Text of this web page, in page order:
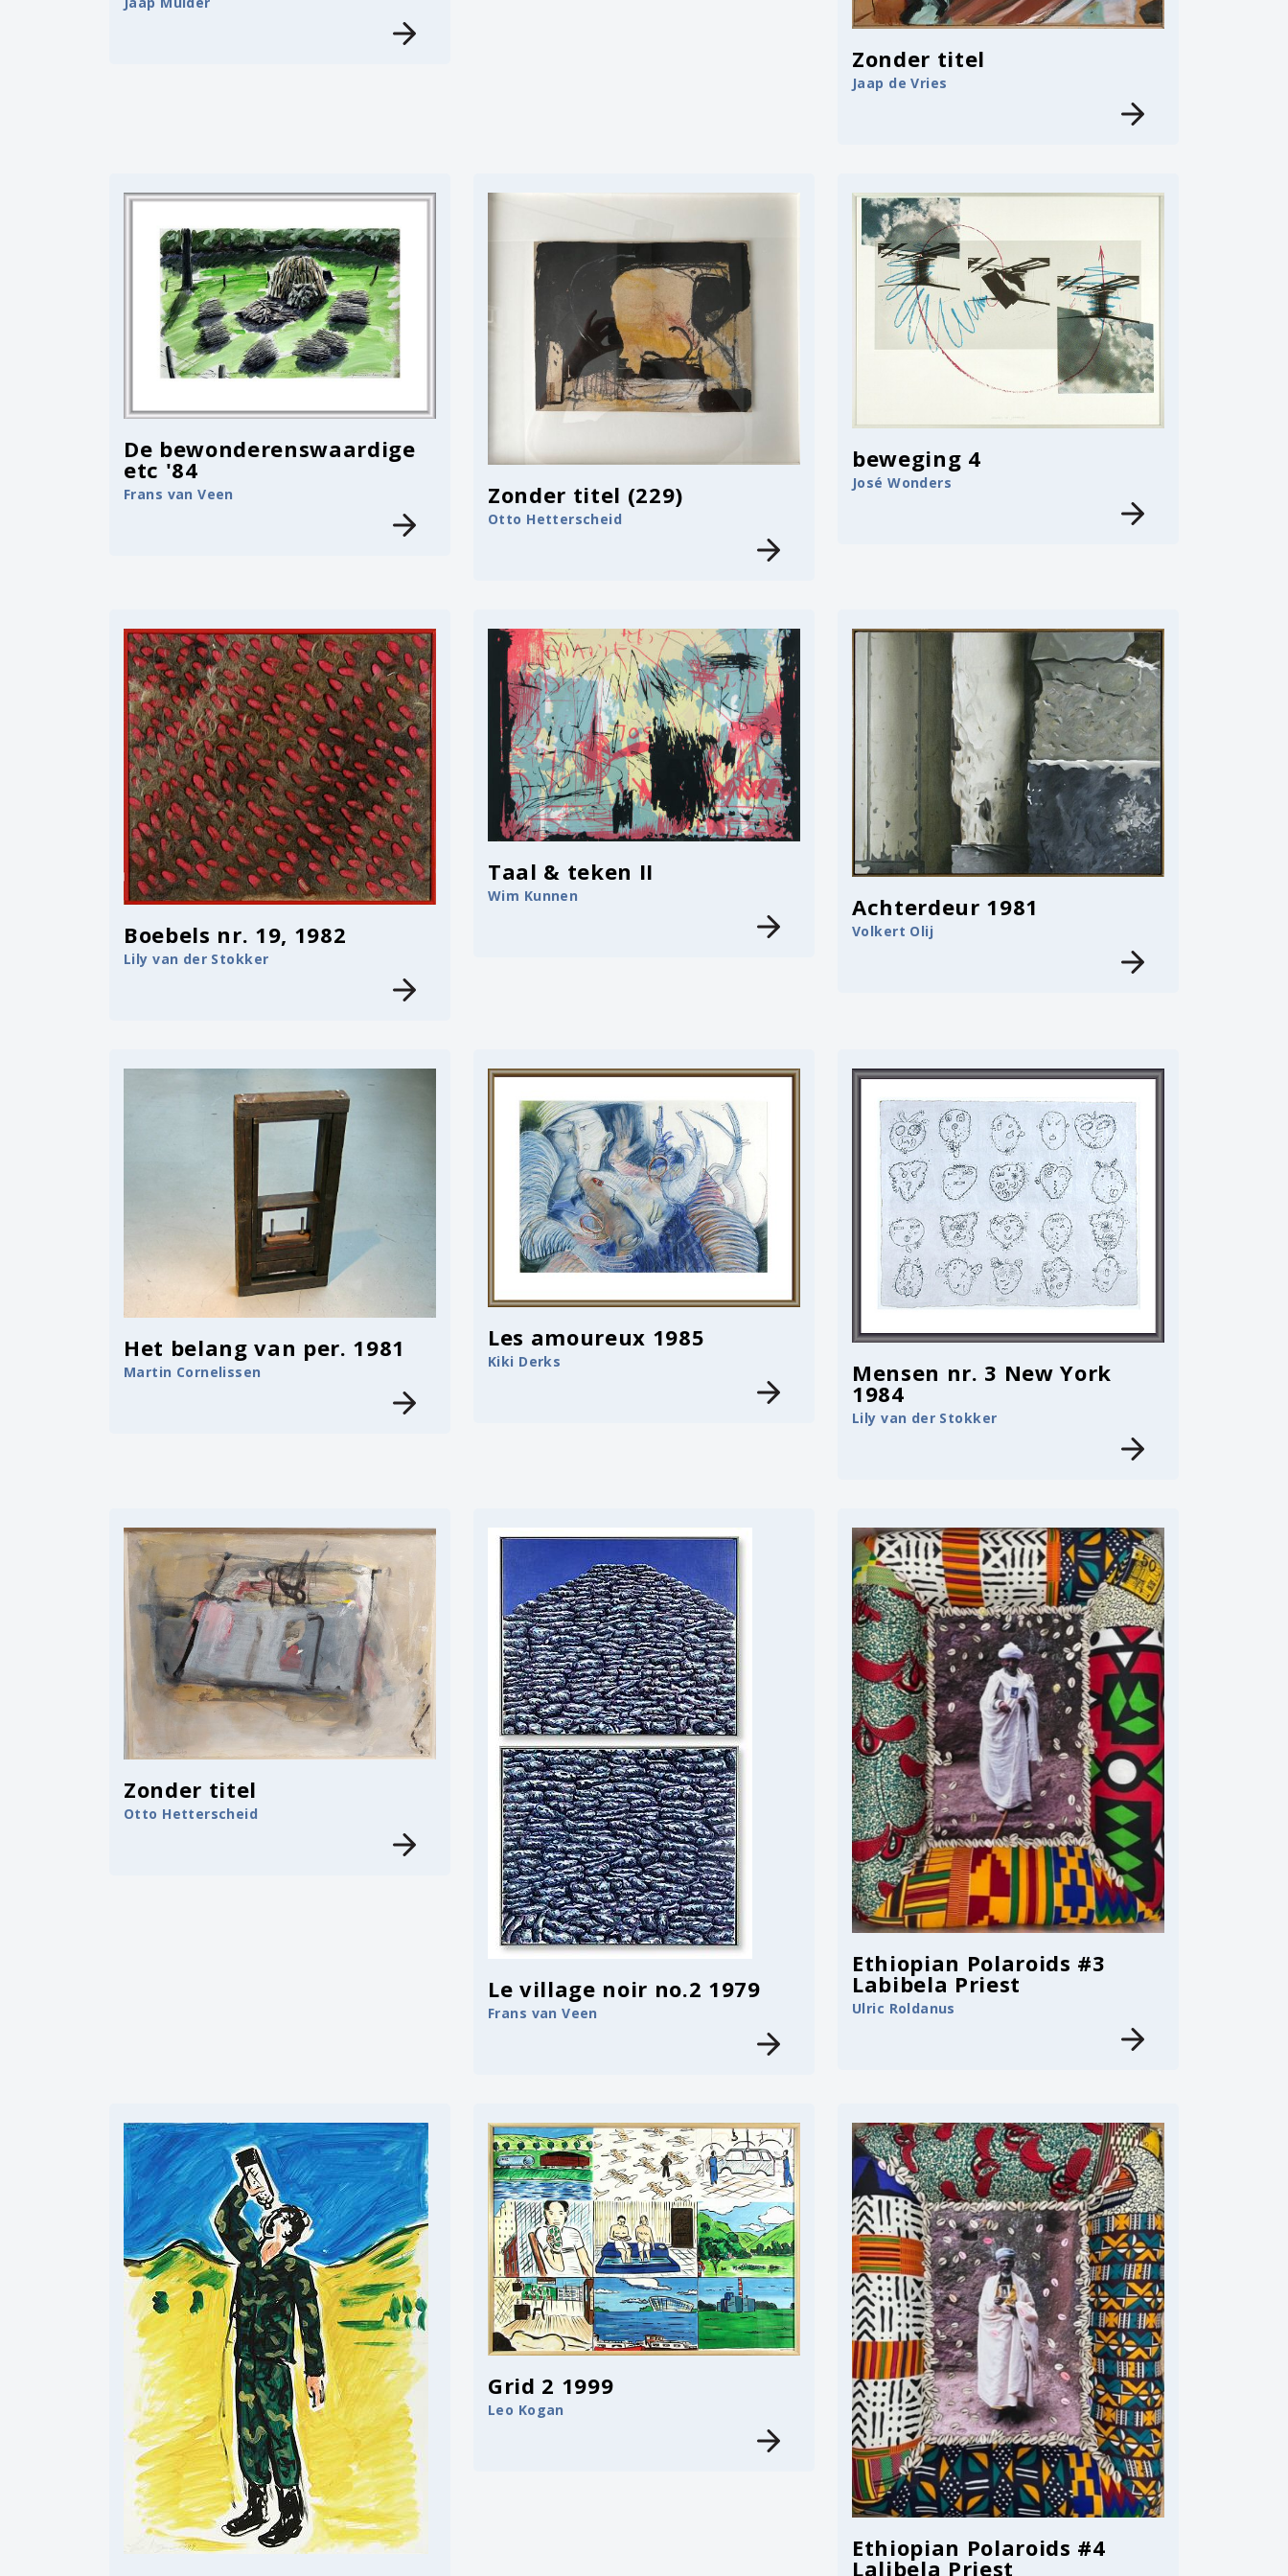
Zonder titel
Jaap de Vries
De bewonderenswaardige
etc '84
Frans van Veen Zonder titel (229)
Otto Hetterscheid
beweging 4
José Wonders
Boebels nr. 19, 1982
Lily van der Stokker
Taal & teken II
Wim Kunnen Achterdeur 1981
Volkert Olij
Het belang van per. 1981
Martin Cornelissen
Les amoureux 1985
Kiki Derks Mensen nr. 3 New York
1984
Lily van der Stokker
Zonder titel
Otto Hetterscheid
Le village noir no.2 1979
Frans van Veen
Ethiopian Polaroids #3
Labibela Priest
Ulric Roldanus
Grid 2 1999
Leo Kogan
Ethiopian Polaroids #4
Lalibela Priest